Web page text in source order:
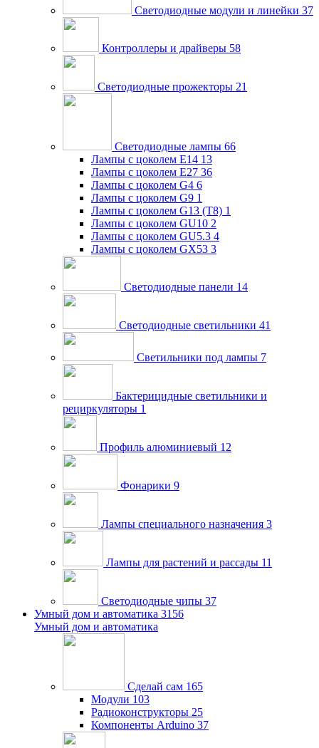
Светодиодные модули и линейки 37
Контроллеры и драйверы 58
Светодиодные прожекторы 21
Светодиодные лампы 66
Лампы с цоколем E14 13
Лампы с цоколем E27 36
Лампы с цоколем G4 6
Лампы с цоколем G9 1
Лампы с цоколем G13 (Т8) 1
Лампы с цоколем GU10 2
Лампы с цоколем GU5.3 4
Лампы с цоколем GX53 3
Светодиодные панели 14
Светодиодные светильники 41
Светильники под лампы 7
Бактерицидные светильники и
рециркуляторы 1
Профиль алюминиевый 12
Фонарики 9
Лампы специального назначения 3
Лампы для растений и рассады 11
Светодиодные чипы 37
Умный дом и автоматика 3156
Умный дом и автоматика
Сделай сам 165
Модули 103
Радиоконструкторы 25
Компоненты Arduino 37